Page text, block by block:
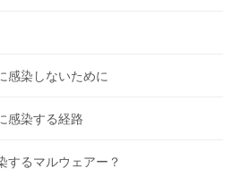
感染しないために
感染する経路
するマルウェアー？